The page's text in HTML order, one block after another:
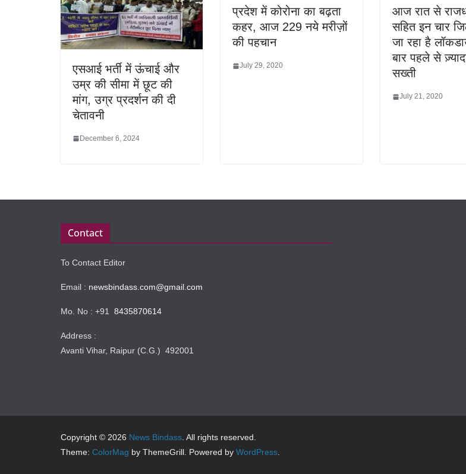
एसआई भर्ती में ऊंचाई और
उम्र की सीमा में छूट की
मांग, उग्र प्रदर्शन की दी
चेतावनी
December 6, 2024
प्रदेश में कोरोना का बढ़ता
कहर, आज 229 नये मरीज़ों
की पहचान
July 29, 2020
आज रात से
सहित इन चार
जा रहा है
बार पहले से
सख्ती
July 21, 2020
Contact
To Contact Editor
Email : newsbindass.com@gmail.com
Mo. No : +91 8435870614
Address :
Avanti Vihar, Raipur (C.G.) 492001
Copyright © 2026 News Bindass . All rights reserved.
Theme: ColorMag by ThemeGrill. Powered by WordPress